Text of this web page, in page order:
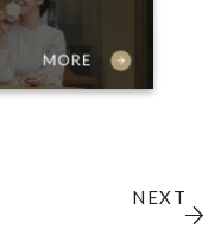
NEXT